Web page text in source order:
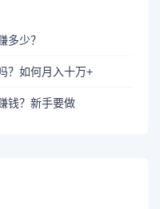
多少？
？如何月入十万+
钱？新手要做